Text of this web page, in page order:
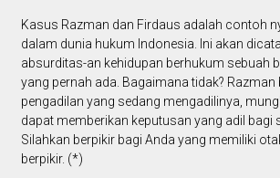
Kasus Razman dan Firdaus adalah contoh
dalam dunia hukum Indonesia. Ini akan
absurditas-an kehidupan berhukum sebuah
yang pernah ada. Bagaimana tidak? Razman
pengadilan yang sedang mengadilinya,
dapat memberikan keputusan yang adil bagi
Silahkan berpikir bagi Anda yang memiliki
berpikir. (*)